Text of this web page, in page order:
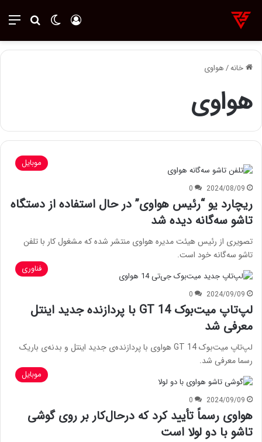
تغییر پوسته ورود
خانه/هواوی
هواوی
موبایل
2024/08/09
0
ریچارد یو “رئیس هواوی” در حال استفاده از دستگاه
تاشو سه‌گانه دیده شد
تصویری از رئیس هیئت مدیره هواوی منتشر شده که مشغول کار با تلفن
تاشو سه‌گانه خود است.
فناوری
2024/09/09
0
لپ‌تاپ میت‌بوک GT 14 با پردازنده جدید اینتل
معرفی شد
لپ‌تاپ میت‌بوک GT 14 هواوی با پردازنده‌ی جدید اینتل و بدنه‌ی باریک
رسما معرفی شد.
موبایل
2024/09/09
0
هواوی رسماً تأیید کرد که درحال‌کار بر روی گوشی
تاشو با دو لولا است